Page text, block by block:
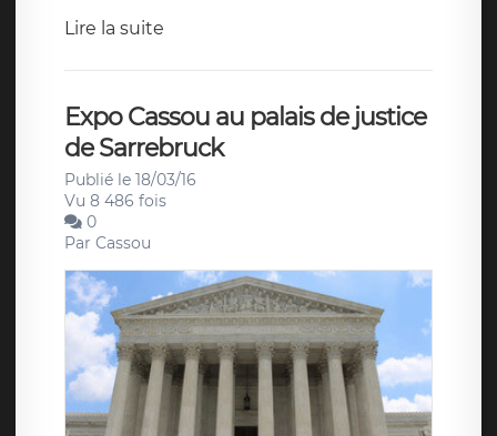
Lire la suite
Expo Cassou au palais de justice
de Sarrebruck
Publié le 18/03/16
Vu 8 486 fois
0
Par Cassou